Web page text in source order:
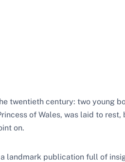
twentieth century: two young
of Wales, was laid to
on.
landmark publication full of